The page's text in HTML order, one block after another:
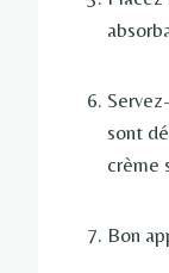
sont
crème
Bon